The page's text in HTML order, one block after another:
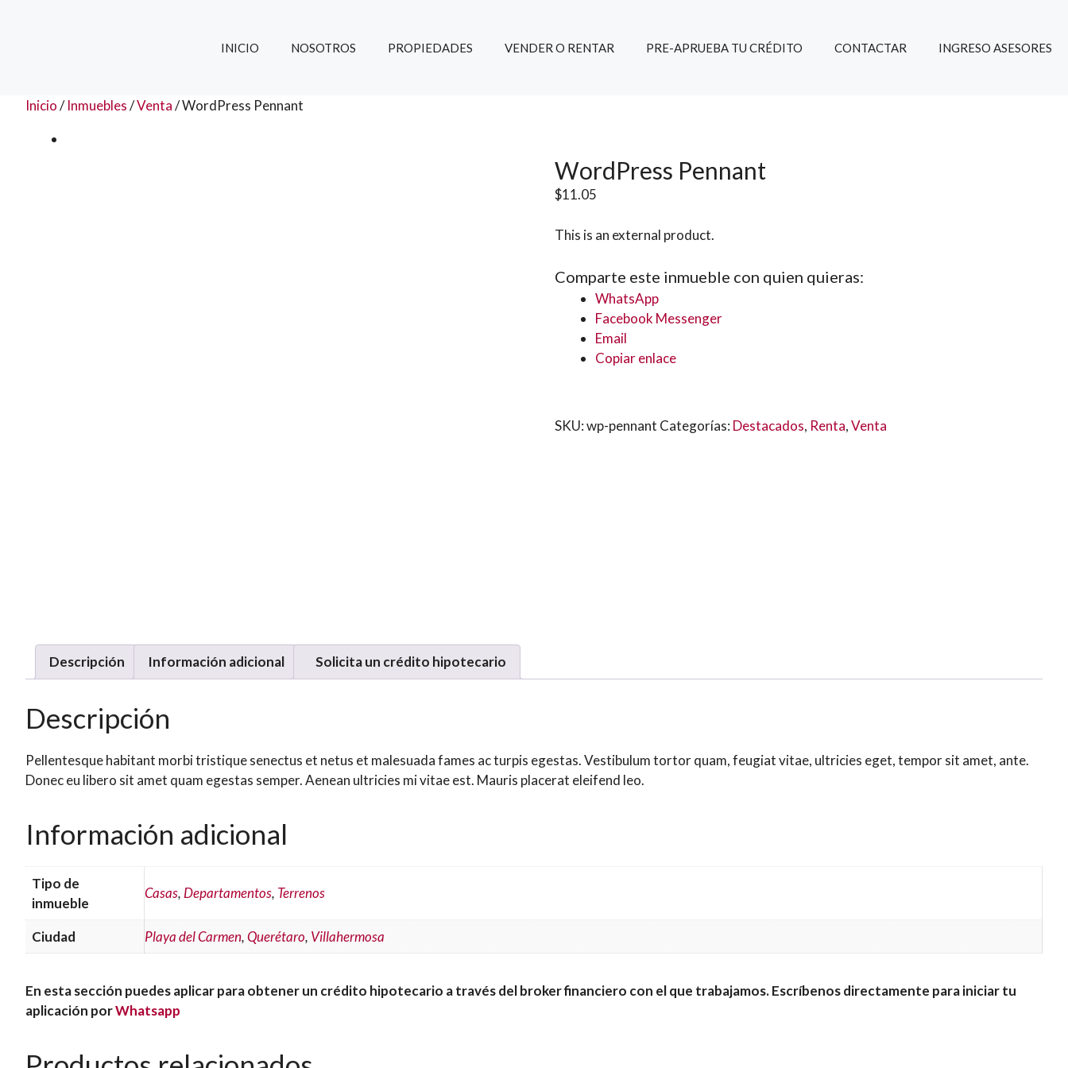
INICIO NOSOTROS PROPIEDADES VENDER O RENTAR PRE-APRUEBA TU CRÉDITO CONTACTAR INGRESO ASESORES
Inicio/Inmuebles/Venta/ WordPress Pennant
WordPress Pennant
$11.05
This is an external product.
Comparte este inmueble con quien quieras:
WhatsApp
Facebook Messenger
Email
Copiar enlace
SKU:wp-pennant Categorías: Destacados, Renta,Venta
Descripción Información adicional Solicita un crédito hipotecario
Descripción
Pellentesque habitant morbi tristique senectus et netus et malesuada fames ac turpis egestas. Vestibulum tortor quam, feugiat vitae, ultricies eget, tempor sit amet, ante.
Donec eu libero sit amet quam egestas semper. Aenean ultricies mi vitae est. Mauris placerat eleifend leo.
Información adicional
Tipo de
inmueble
Casas, Departamentos, Terrenos
Ciudad Playa del Carmen,Querétaro, Villahermosa
En esta sección puedes aplicar para obtener un crédito hipotecario a través del broker financiero con el que trabajamos.Escríbenos directamente para iniciar tu
aplicación porWhatsapp